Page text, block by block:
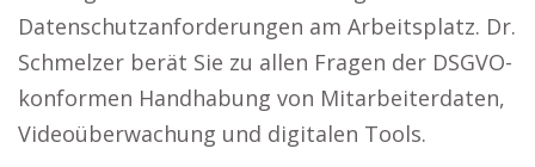
Datenschutzanforderungen am Arbeitsplatz. Dr.
Schmelzer berät Sie zu allen Fragen der DSGVO-
konformen Handhabung von Mitarbeiterdaten,
Videoüberwachung und digitalen Tools.